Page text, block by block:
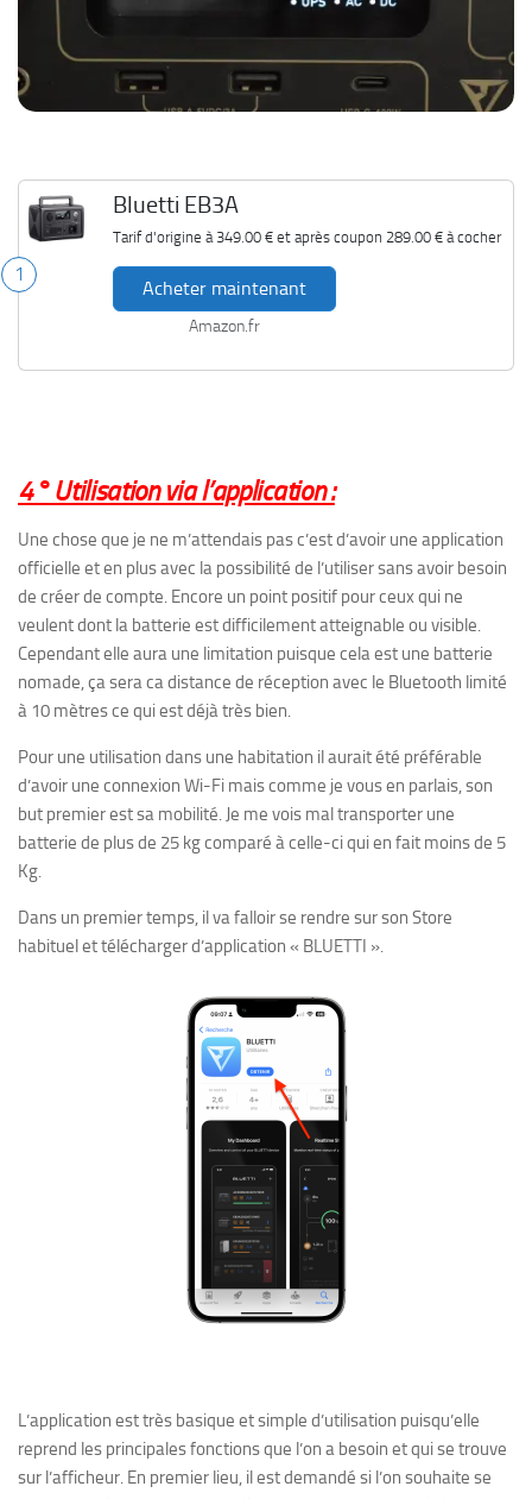
1
Bluetti EB3A
Tarif d'origine à 349.00 €et après coupon 289.00 €à cocher
Acheter maintenant
Amazon.fr
4° Utilisation via l’application :
Une chose que je ne m’attendais pas c’est d’avoir une application
officielle et en plus avec la possibilité de l’utiliser sans avoir besoin
de créer de compte. Encore un point positif pour ceux qui ne
veulent dont la batterie est difficilement atteignable ou visible.
Cependant elle aura une limitation puisque cela est une batterie
nomade, ça sera ca distance de réception avec le Bluetooth limité
à 10 mètres ce qui est déjà très bien.
Pour une utilisation dans une habitation il aurait été préférable
d’avoir une connexion Wi-Fi mais comme je vous en parlais, son
but premier est sa mobilité. Je me vois mal transporter une
batterie de plus de 25 kg comparé à celle-ci qui en fait moins de 5
Kg.
Dans un premier temps, il va falloir se rendre sur son Store
habituel et télécharger d’application « BLUETTI ».
L’application est très basique et simple d’utilisation puisqu’elle
reprend les principales fonctions que l’on a besoin et qui se trouve
sur l’afficheur. En premier lieu, il est demandé si l’on souhaite se